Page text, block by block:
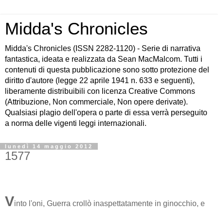
Midda's Chronicles
Midda's Chronicles (ISSN 2282-1120) - Serie di narrativa
fantastica, ideata e realizzata da Sean MacMalcom. Tutti i
contenuti di questa pubblicazione sono sotto protezione del
diritto d'autore (legge 22 aprile 1941 n. 633 e seguenti),
liberamente distribuibili con licenza Creative Commons
(Attribuzione, Non commerciale, Non opere derivate).
Qualsiasi plagio dell'opera o parte di essa verrà perseguito
a norma delle vigenti leggi internazionali.
lunedì 14 maggio 2012
1577
Vinto l'oni, Guerra crollò inaspettatamente in ginocchio, e